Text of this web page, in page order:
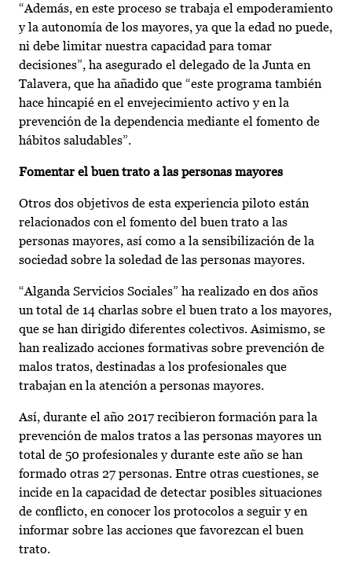
“Además, en este proceso se trabaja el empoderamiento
y la autonomía de los mayores, ya que la edad no puede,
ni debe limitar nuestra capacidad para tomar
decisiones”, ha asegurado el delegado de la Junta en
Talavera, que ha añadido que “este programa también
hace hincapié en el envejecimiento activo y en la
prevención de la dependencia mediante el fomento de
hábitos saludables”.
Fomentar el buen trato a las personas mayores
Otros dos objetivos de esta experiencia piloto están
relacionados con el fomento del buen trato a las
personas mayores, así como a la sensibilización de la
sociedad sobre la soledad de las personas mayores.
“Alganda Servicios Sociales” ha realizado en dos años
un total de 14 charlas sobre el buen trato a los mayores,
que se han dirigido diferentes colectivos. Asimismo, se
han realizado acciones formativas sobre prevención de
malos tratos, destinadas a los profesionales que
trabajan en la atención a personas mayores.
Así, durante el año 2017 recibieron formación para la
prevención de malos tratos a las personas mayores un
total de 50 profesionales y durante este año se han
formado otras 27 personas. Entre otras cuestiones, se
incide en la capacidad de detectar posibles situaciones
de conflicto, en conocer los protocolos a seguir y en
informar sobre las acciones que favorezcan el buen
trato.